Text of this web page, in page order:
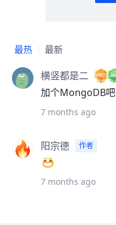
最热 最新
横竖都是二
加个MongoDB吧
7 months ago
阳宗德 作者
7 months ago